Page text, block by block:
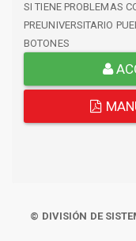
SI TIENE PROBLEMAS
PREUNIVERSITARIO
BOTONES
© DIVISIÓN DE